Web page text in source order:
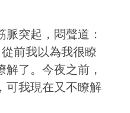
突起，悶聲道：
前我以為我很瞭
了。今夜之前，
可我現在又不瞭解